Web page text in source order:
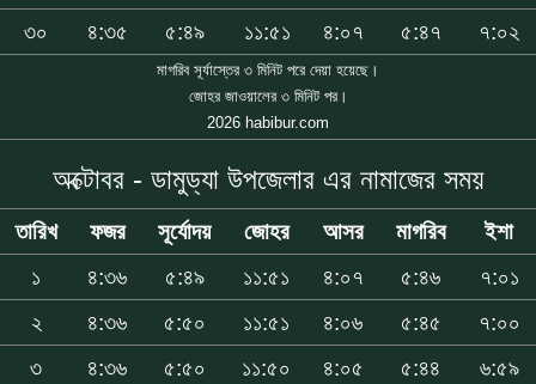
৩০
৪:৩৫ ৫:৪৯ ১১:৫১ ৪:০৭ ৫:৪৭ ৭:০২
মাগরিব সূর্যাস্তের ৩ মিনিট পরে দেয়া হয়েছে।
জোহর জাওয়ালের ৩ মিনিট পর।
2026 habibur.com
অক্টোবর - ডামুড্যা উপজেলার এর নামাজের সময়
তারিখ ফজর সূর্যোদয় জোহর আসর মাগরিব
ইশা
১
৪:৩৬ ৫:৪৯ ১১:৫১ ৪:০৭ ৫:৪৬
৭:০১
২
৪:৩৬ ৫:৫০ ১১:৫১ ৪:০৬ ৫:৪৫
৭:০০
৩
৪:৩৬ ৫:৫০ ১১:৫০ ৪:০৫ ৫:৪৪
৬:৫৯